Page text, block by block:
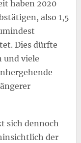
haben 2020
also 1,5
Dies dürfte
und viele
sich dennoch
der